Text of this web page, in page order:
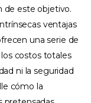
de este objetivo.
ventajas
una serie de
costos totales
ni la seguridad
cómo la